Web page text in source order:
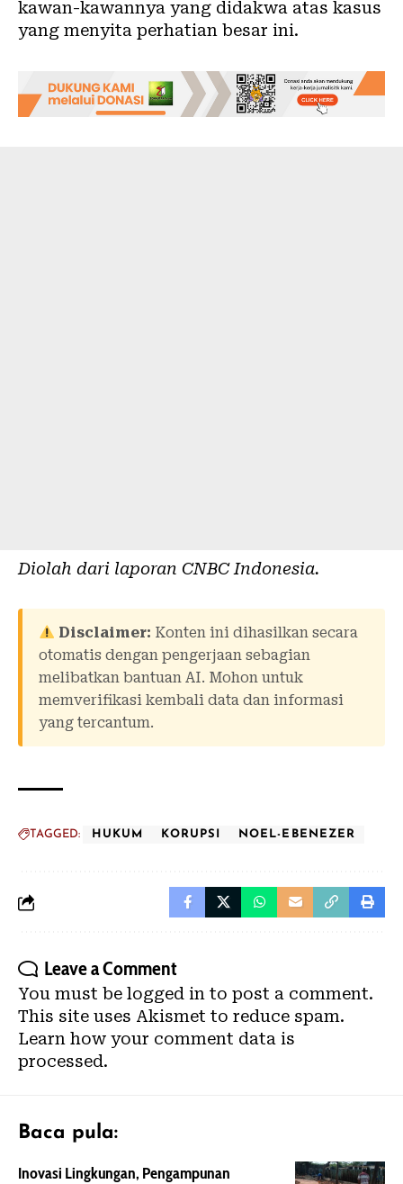
kawan-kawannya yang didakwa atas kasus
yang menyita perhatian besar ini.
Diolah dari laporan CNBC Indonesia.
Disclaimer: Konten ini dihasilkan secara
otomatis dengan pengerjaan sebagian
melibatkan bantuan AI. Mohon untuk
memverifikasi kembali data dan informasi
yang tercantum.
TAGGED: HUKUM KORUPSI NOEL-EBENEZER
Leave a Comment
You must be logged in to post a comment.
This site uses Akismet to reduce spam.
Learn how your comment data is
processed.
Baca pula:
Inovasi Lingkungan, Pengampunan